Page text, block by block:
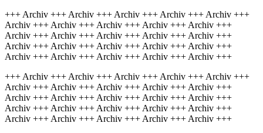
+++ Archiv +++ Archiv +++ Archiv +++ Archiv +++ Archiv +++
Archiv +++ Archiv +++ Archiv +++ Archiv +++ Archiv +++
Archiv +++ Archiv +++ Archiv +++ Archiv +++ Archiv +++
Archiv +++ Archiv +++ Archiv +++ Archiv +++ Archiv +++
Archiv +++ Archiv +++ Archiv +++ Archiv +++ Archiv +++
+++ Archiv +++ Archiv +++ Archiv +++ Archiv +++ Archiv +++
Archiv +++ Archiv +++ Archiv +++ Archiv +++ Archiv +++
Archiv +++ Archiv +++ Archiv +++ Archiv +++ Archiv +++
Archiv +++ Archiv +++ Archiv +++ Archiv +++ Archiv +++
Archiv +++ Archiv +++ Archiv +++ Archiv +++ Archiv +++